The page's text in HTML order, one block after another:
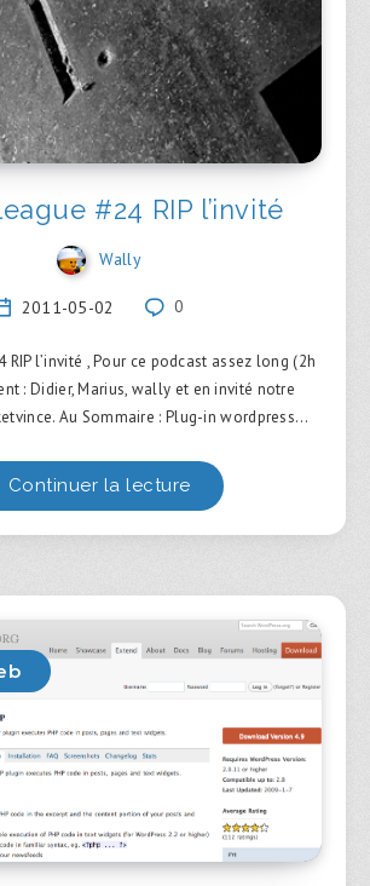
#24 RIP l’invité
Wally
2011-05-02 0
RIP l’invité , Pour ce podcast assez long (2h
: Didier, Marius, wally et en invité notre
Au Sommaire : Plug-in wordpress…
Continuer la lecture